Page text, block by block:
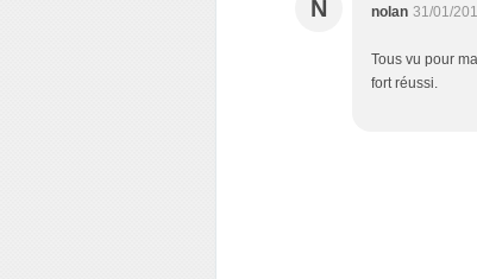
N nolan 31/01/
Tous vu pour
fort réussi.